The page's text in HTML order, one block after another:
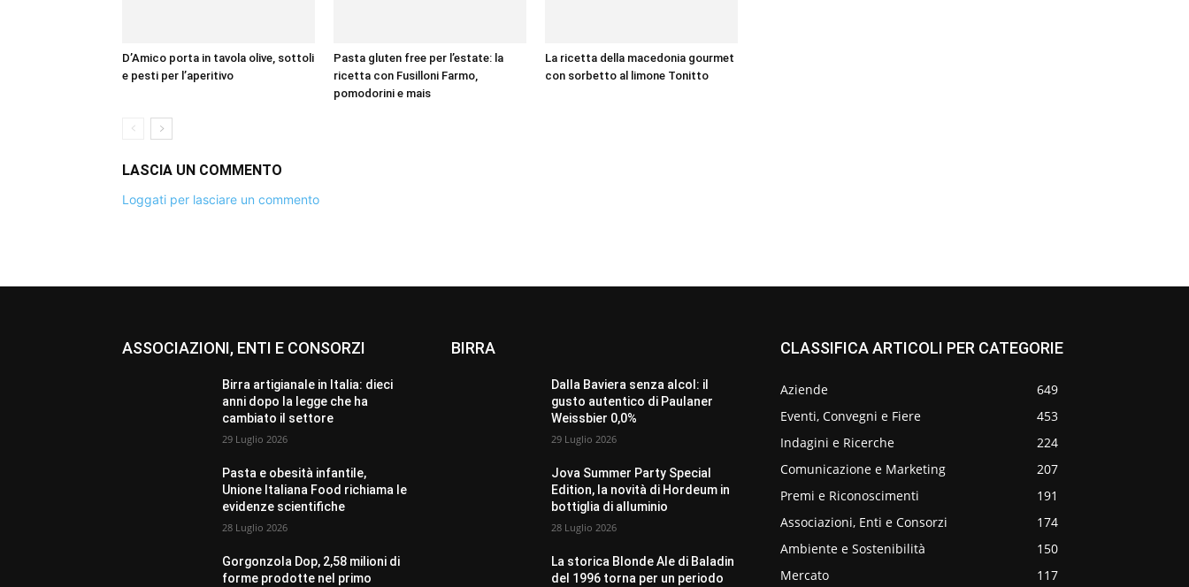
D’Amico porta in tavola olive, sottoli
e pesti per l’aperitivo
Pasta gluten free per l’estate: la
ricetta con Fusilloni Farmo,
pomodorini e mais
La ricetta della macedonia gourmet
con sorbetto al limone Tonitto
LASCIA UN COMMENTO
Loggati per lasciare un commento
ASSOCIAZIONI, ENTI E CONSORZI
Birra artigianale in Italia: dieci
anni dopo la legge che ha
cambiato il settore
29 Luglio 2026
Pasta e obesità infantile,
Unione Italiana Food richiama le
evidenze scientifiche
28 Luglio 2026
Gorgonzola Dop, 2,58 milioni di
forme prodotte nel primo
BIRRA
Dalla Baviera senza alcol: il
gusto autentico di Paulaner
Weissbier 0,0%
29 Luglio 2026
Jova Summer Party Special
Edition, la novità di Hordeum in
bottiglia di alluminio
28 Luglio 2026
La storica Blonde Ale di Baladin
del 1996 torna per un periodo
CLASSIFICA ARTICOLI PER CATEGORIE
Aziende
649
Eventi, Convegni e Fiere
453
Indagini e Ricerche
224
Comunicazione e Marketing
207
Premi e Riconoscimenti
191
Associazioni, Enti e Consorzi
174
Ambiente e Sostenibilità
150
Mercato
117